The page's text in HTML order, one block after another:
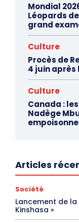
Mondial
Léopards
grand
Culture
Procès de
4 juin après
Culture
Canada :
Nadège
Articles
Société
Lancement de la
Kinshasa »